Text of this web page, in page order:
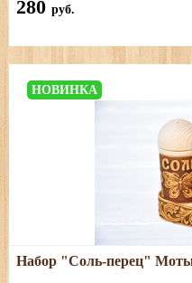
из двух
280 руб.
НОВИНКА
Набор из двух
Набор "Соль-перец"